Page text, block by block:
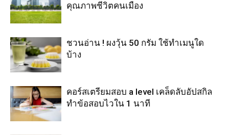
คุณภาพชีวิตคนเมือง
ชวนอ่าน ! ผงวุ้น 50 กรัม ใช้ทำเมนูใด
บ้าง
คอร์สเตรียมสอบ a level เคล็ดลับอัปสกิล
ทำข้อสอบไวใน 1 นาที